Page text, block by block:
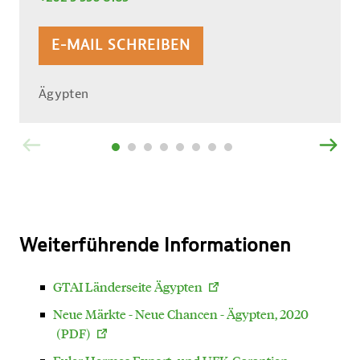
E-MAIL SCHREIBEN
Ägypten
VOR
Weiterführende Informationen
GTAI Länderseite Ägypten
Neue Märkte - Neue Chancen - Ägypten, 2020
(PDF)